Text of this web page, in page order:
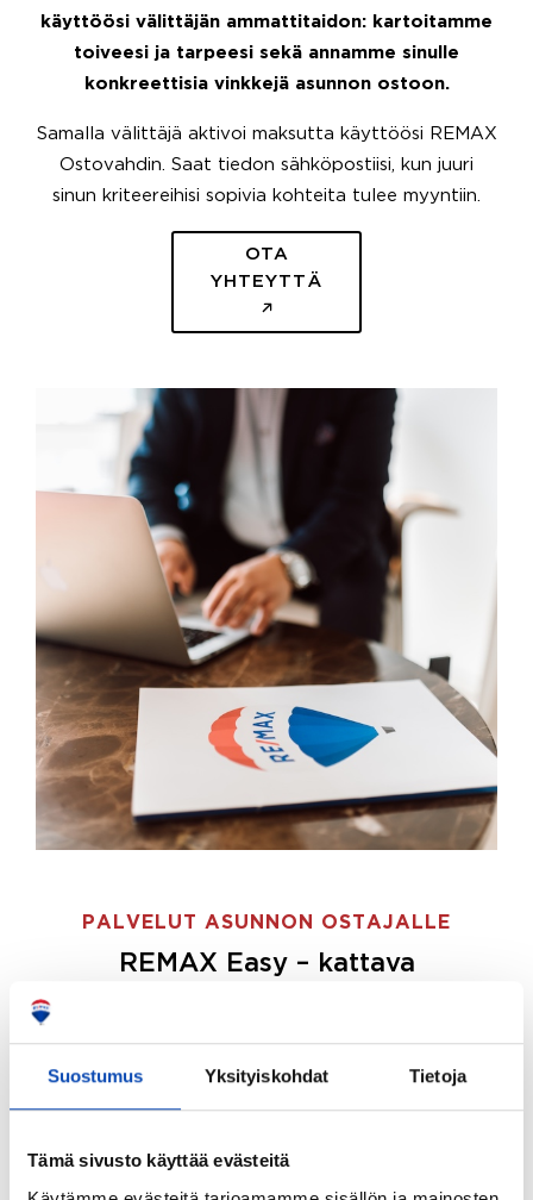
Suostumus Yksityiskohdat Tietoja
Tämä sivusto käyttää evästeitä
käyttöösi välittäjän ammattitaidon: kartoitamme
toiveesi ja tarpeesi sekä annamme sinulle
konkreettisia vinkkejä asunnon ostoon.
Samalla välittäjä aktivoi maksutta käyttöösi REMAX
Ostovahdin. Saat tiedon sähköpostiisi, kun juuri
sinun kriteereihisi sopivia kohteita tulee myyntiin.
OTA
YHTEYTTÄ
PALVELUT ASUNNON OSTAJALLE
REMAX Easy – kattava
ostajille.
Tee ostotoimeksianto ja etsimme juuri